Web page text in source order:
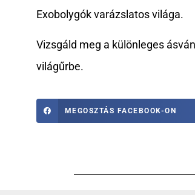
Exobolygók varázslatos világa.
Vizsgáld meg a különleges
világűrbe.
MEGOSZTÁS FACEBOOK-ON